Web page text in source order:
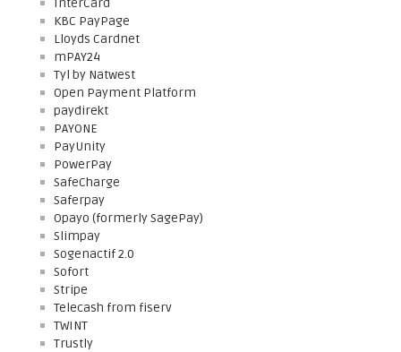
InterCard
KBC PayPage
Lloyds Cardnet
mPAY24
Tyl by Natwest
Open Payment Platform
paydirekt
PAYONE
PayUnity
PowerPay
SafeCharge
Saferpay
Opayo (formerly SagePay)
Slimpay
Sogenactif 2.0
Sofort
Stripe
Telecash from fiserv
TWINT
Trustly